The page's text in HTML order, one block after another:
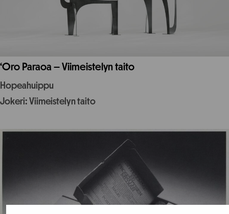
‘Oro Paraoa – Viimeistelyn taito
Hopeahuippu
Jokeri: Viimeistelyn taito